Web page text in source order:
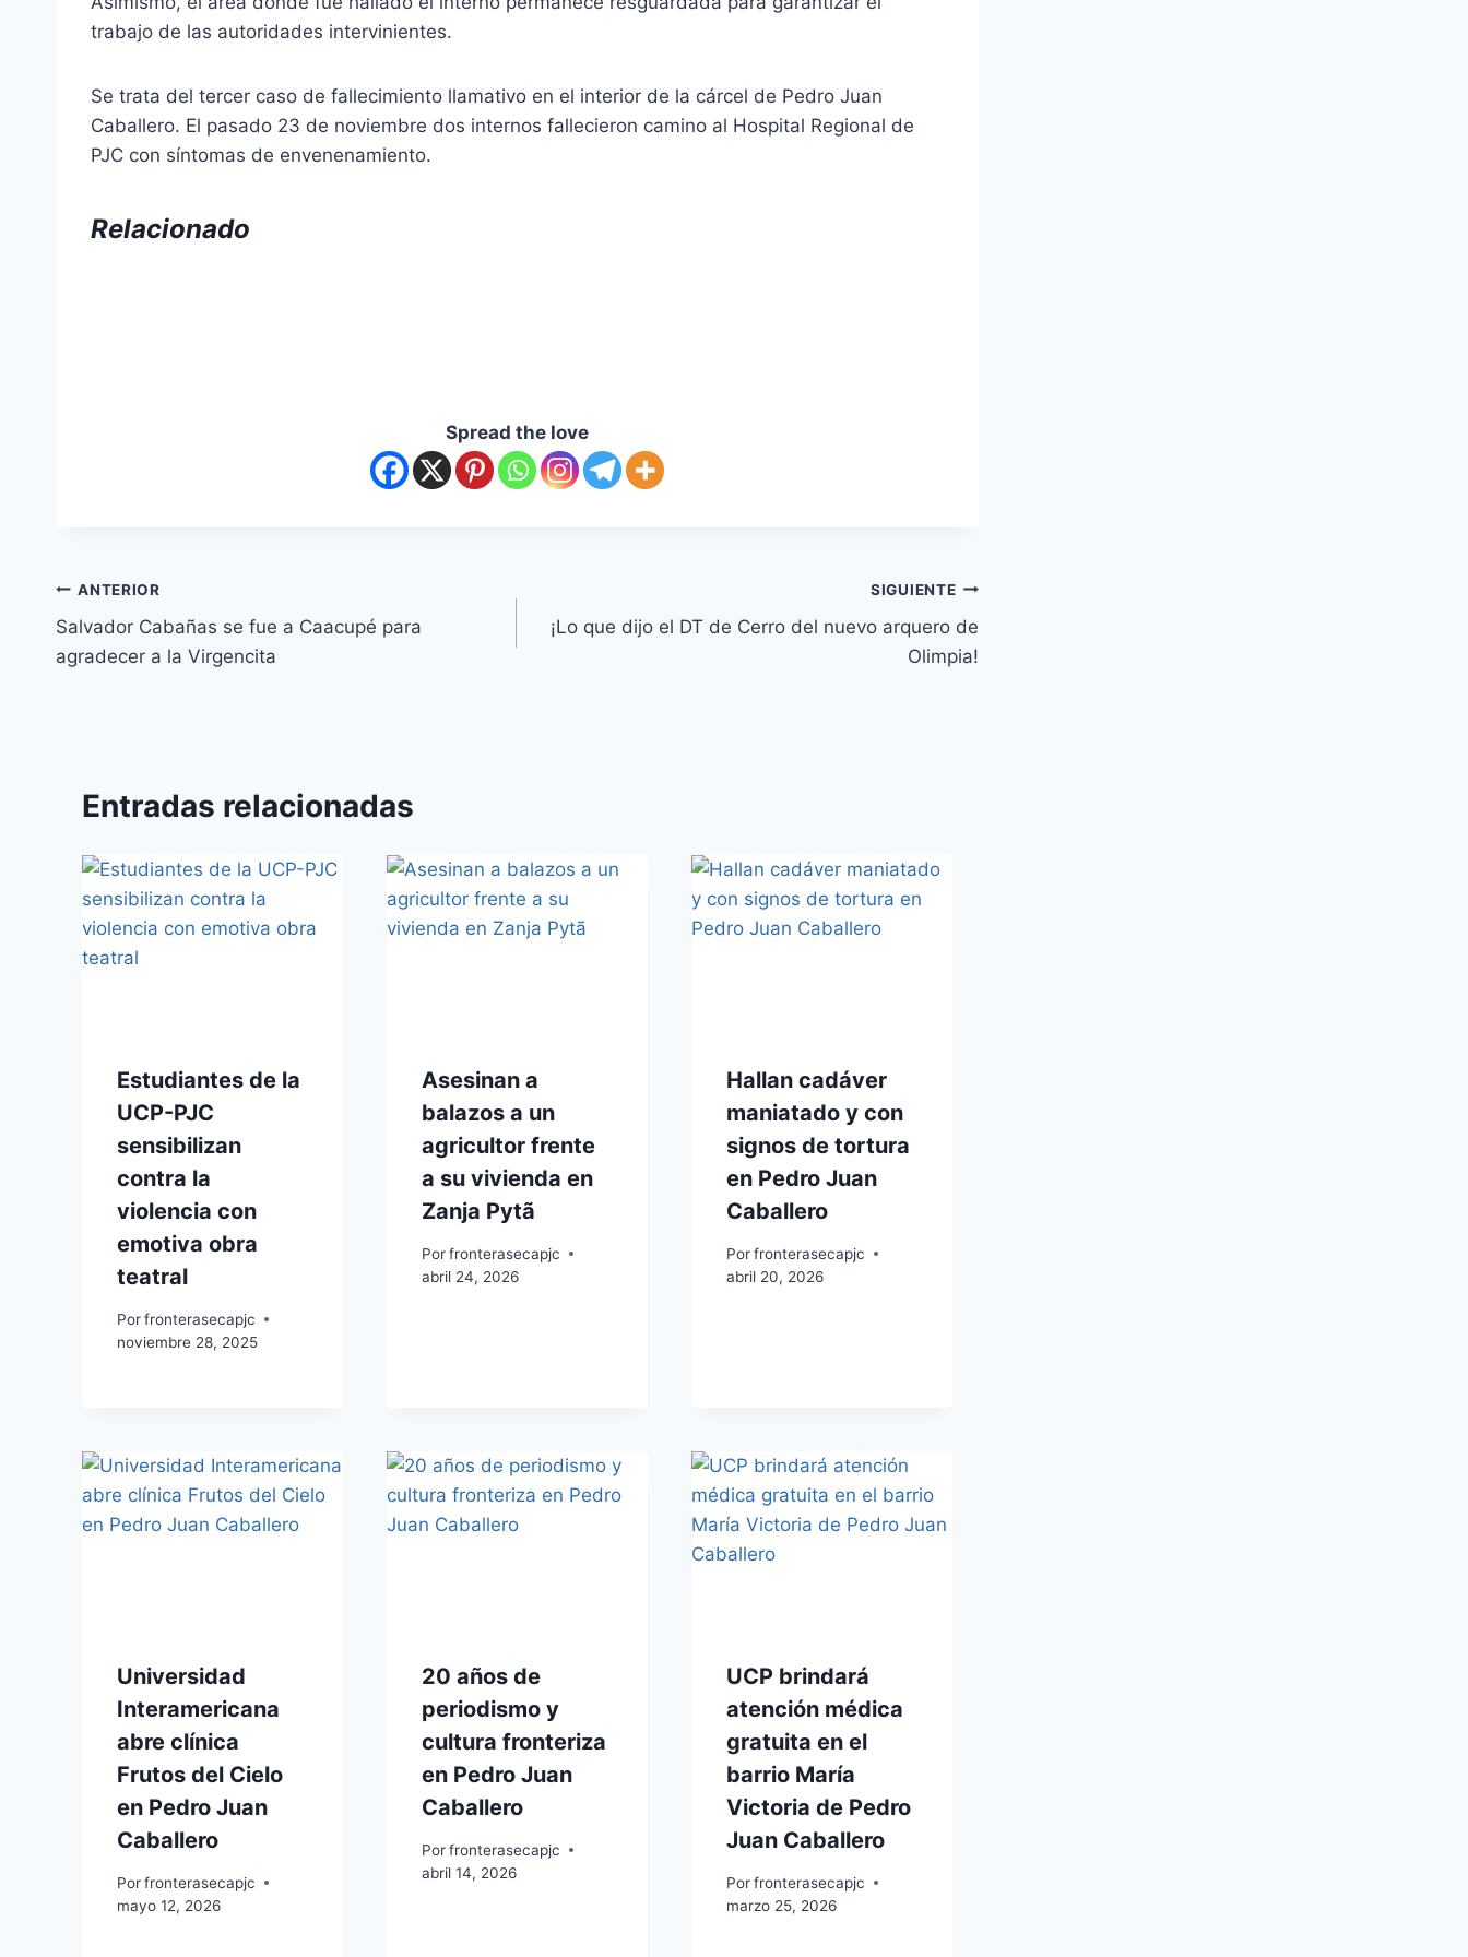
trabajo de las autoridades intervinientes.
Se trata del tercer caso de fallecimiento llamativo en el interior de la cárcel de Pedro Juan
Caballero. El pasado 23 de noviembre dos internos fallecieron camino al Hospital Regional de
PJC con síntomas de envenenamiento.
Relacionado
Spread the love
ANTERIOR
Salvador Cabañas se fue a Caacupé para
agradecer a la Virgencita
SIGUIENTE
¡Lo que dijo el DT de Cerro del nuevo arquero de
Olimpia!
Entradas relacionadas
Estudiantes de la
UCP-PJC
sensibilizan
contra la
violencia con
emotiva obra
teatral
Porfronterasecapjc
noviembre 28, 2025
Asesinan a
balazos a un
agricultor frente
a su vivienda en
Zanja Pytã
Porfronterasecapjc
abril 24, 2026
Hallan cadáver
maniatado y con
signos de tortura
en Pedro Juan
Caballero
Por fronterasecapjc
abril 20, 2026
Universidad
Interamericana
abre clínica
Frutos del Cielo
en Pedro Juan
Caballero
Porfronterasecapjc
mayo 12, 2026
20 años de
periodismo y
cultura fronteriza
en Pedro Juan
Caballero
Porfronterasecapjc
abril 14, 2026
UCP brindará
atención médica
gratuita en el
barrio María
Victoria de Pedro
Juan Caballero
Por fronterasecapjc
marzo 25, 2026